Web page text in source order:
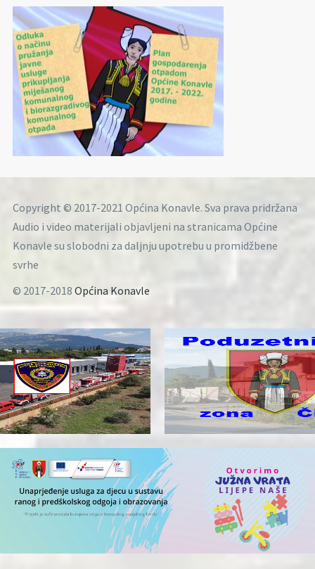
Copyright © 2017-2021 Općina Konavle. Sva prava pridržana
Audio i video materijali objavljeni na stranicama Općine
Konavle su slobodni za daljnju upotrebu u promidžbene
svrhe
© 2017-2018 Općina Konavle